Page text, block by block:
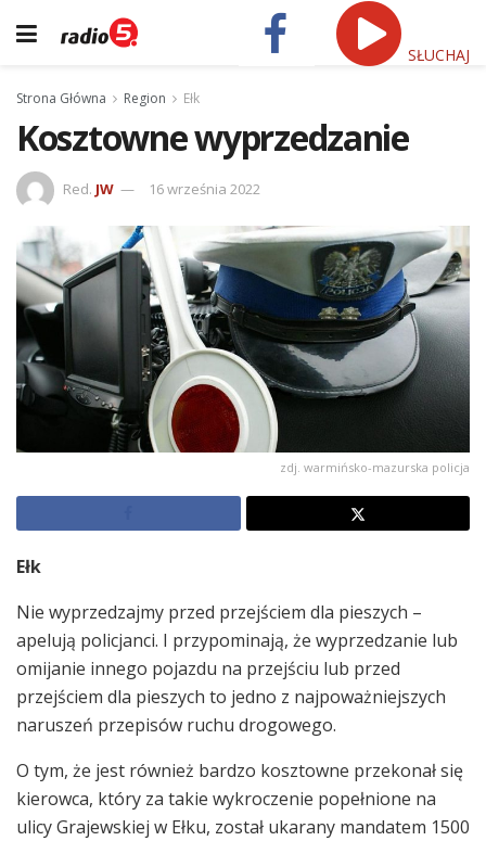
SŁUCHAJ
Strona Główna Region Ełk
Kosztowne wyprzedzanie
Red. JW 16 września 2022
zdj. warmińsko-mazurska policja
Ełk
Nie wyprzedzajmy przed przejściem dla pieszych –
apelują policjanci. I przypominają, że wyprzedzanie lub
omijanie innego pojazdu na przejściu lub przed
przejściem dla pieszych to jedno z najpoważniejszych
naruszeń przepisów ruchu drogowego.
O tym, że jest również bardzo kosztowne przekonał się
kierowca, który za takie wykroczenie popełnione na
ulicy Grajewskiej w Ełku, został ukarany mandatem 1500